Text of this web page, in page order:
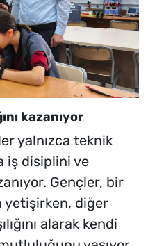
kazanıyor
yalnızca teknik
iş disiplini ve
Gençler, bir
yetişirken, diğer
alarak kendi